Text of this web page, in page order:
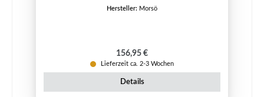
Hersteller: Morsö
Regulärer Preis:
156,95 €
Lieferzeit ca. 2-3 Wochen
Details